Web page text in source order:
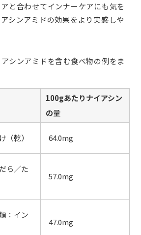
と合わせてインナーケアにも気を
シンアミドの効果をより実感しや
シンアミドを含む食べ物の例をま
100gあたりナイアシン
の量
（乾） 64.0mg
ら／た
57.0mg
：イン
47.0mg